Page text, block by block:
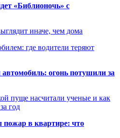
«Библионочь» с
иначе, чем дома
где водители теряют
огонь потушили за
пуще насчитали ученые и как
год
пожар в квартире: что